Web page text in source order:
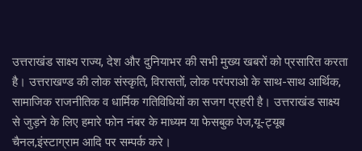
उत्तराखंड साक्ष्य राज्य, देश और दुनियाभर की सभी मुख्य खबरों को प्रसारित करता
है। उत्तराखण्ड की लोक संस्कृति, विरासतों, लोक परंपराओ के साथ-साथ आर्थिक,
सामाजिक राजनीतिक व धार्मिक गतिविधियों का सजग प्रहरी है। उत्तराखंड साक्ष्य
से जुड़ने के लिए हमारे फोन नंबर के माध्यम या फेसबुक पेज,यू-ट्यूब
चैनल,इंस्टाग्राम आदि पर सम्पर्क करे।